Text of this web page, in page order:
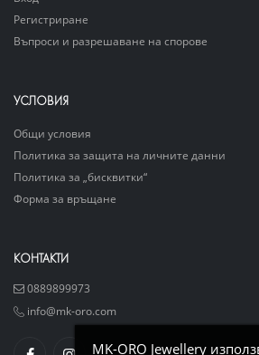
Регистриране
Въпроси и разрешаване на спорове
УСЛОВИЯ
Общи условия
Политика за защита на личните данни
Политика за „бисквитки“
Форма за връщане
КОНТАКТИ
0889899973
info@mk-oro.com
MK-ORO Jewellery